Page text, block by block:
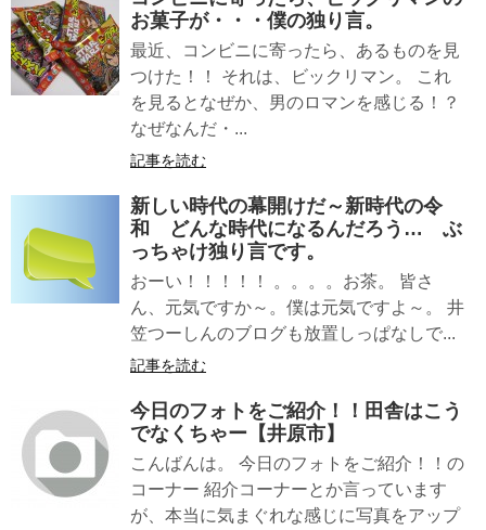
お菓子が・・・僕の独り言。
最近、コンビニに寄ったら、あるものを見
つけた！！ それは、ビックリマン。 これ
を見るとなぜか、男のロマンを感じる！？
なぜなんだ・...
記事を読む
新しい時代の幕開けだ～新時代の令
和 どんな時代になるんだろう… ぶ
っちゃけ独り言です。
おーい！！！！！ 。。。。お茶。 皆さ
ん、元気ですか～。僕は元気ですよ～。 井
笠つーしんのブログも放置しっぱなしで...
記事を読む
今日のフォトをご紹介！！田舎はこう
でなくちゃー【井原市】
こんばんは。 今日のフォトをご紹介！！の
コーナー 紹介コーナーとか言っています
が、本当に気まぐれな感じに写真をアップ